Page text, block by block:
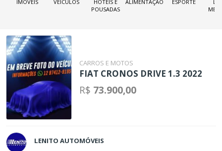
IMÓVEIS VEÍCULOS
HOTÉIS E
POUSADAS
ALIMENTAÇÃO ESPORTE
CARROS E MOTOS
FIAT CRONOS DRIVE 1.3 2022
R$ 73.900,00
LENITO AUTOMÓVEIS